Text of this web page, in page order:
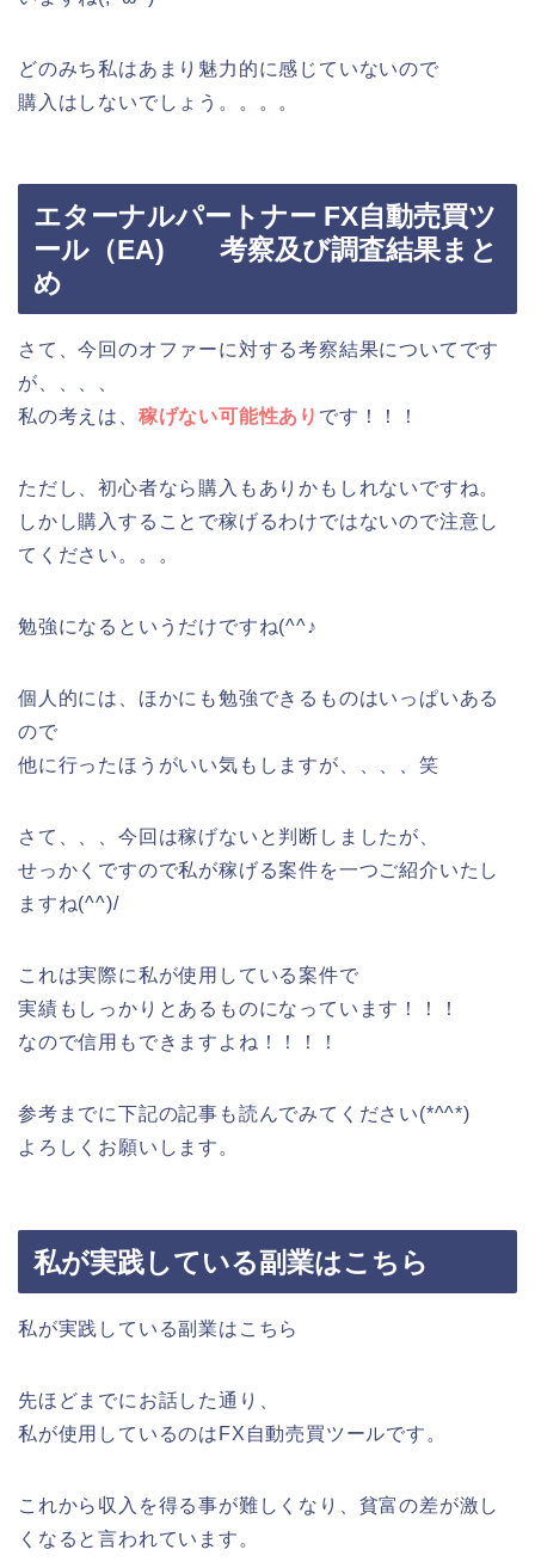
どのみち私はあまり魅力的に感じていないので
購入はしないでしょう。。。。
エターナルパートナー FX自動売買ツ
ール（EA) 考察及び調査結果まと
め
さて、今回のオファーに対する考察結果についてです
が、、、、
私の考えは、 稼げない可能性あり です！！！
ただし、初心者なら購入もありかもしれないですね。
しかし購入することで稼げるわけではないので注意し
てください。。。
勉強になるというだけですね(^^♪
個人的には、ほかにも勉強できるものはいっぱいある
ので
他に行ったほうがいい気もしますが、、、、笑
さて、、、今回は稼げないと判断しましたが、
せっかくですので私が稼げる案件を一つご紹介いたし
ますね(^^)/
これは実際に私が使用している案件で
実績もしっかりとあるものになっています！！！
なので信用もできますよね！！！！
参考までに下記の記事も読んでみてください(*^^*)
よろしくお願いします。
私が実践している副業はこちら
私が実践している副業はこちら
先ほどまでにお話した通り、
私が使用しているのはFX自動売買ツールです。
これから収入を得る事が難しくなり、貧富の差が激し
くなると言われています。